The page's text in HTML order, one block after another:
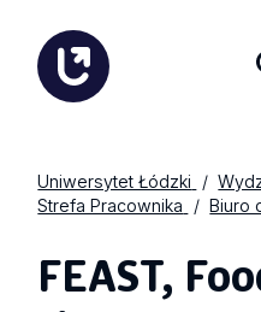
Uniwersytet Łódzki
Strefa Pracownika
Biuro
FEAST,